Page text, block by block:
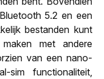
5.2 en een
bestanden kunt
met andere
van een nano-
sim functionaliteit,